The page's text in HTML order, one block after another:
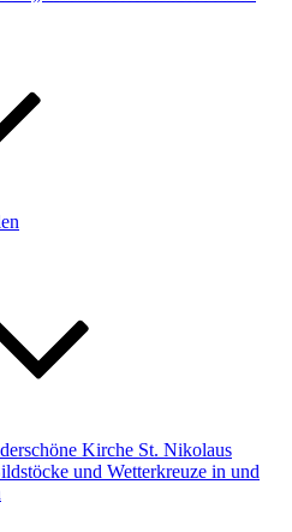
Kirche St. Nikolaus
und Wetterkreuze in und